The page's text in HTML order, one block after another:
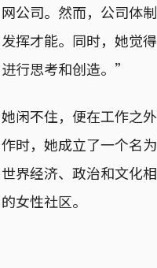
网公司。然而，公司体
发挥才能。同时，她觉
进行思考和创造。”
她闲不住，便在工作之
作时，她成立了一个名
世界经济、政治和文化
的女性社区。